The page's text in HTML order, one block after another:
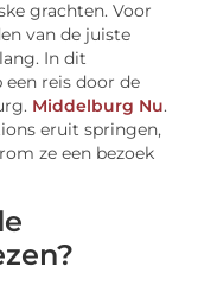
grachten. Voor
van de juiste
In dit
reis door de
Middelburg Nu.
eruit springen,
ze een bezoek